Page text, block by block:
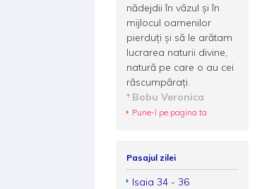
nădejdii în văzul și în
mijlocul oamenilor
pierduți și să le arătam
lucrarea naturii divine,
natură pe care o au cei
răscumpărați.
Bobu Veronica
Pune-l pe pagina ta
Pasajul zilei
Isaia 34 - 36